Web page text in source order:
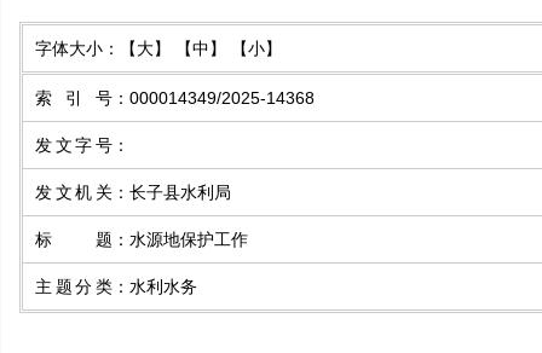
字体大小： 【大】 【中】 【小】
索引号 ： 000014349/2025-14368
发文字号 ：
发文机关 ： 长子县水利局
标题 ： 水源地保护工作
主题分类 ： 水利水务